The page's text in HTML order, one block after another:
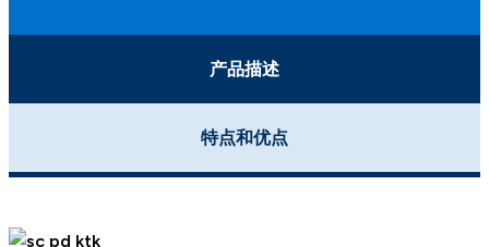
产品描述
特点和优点